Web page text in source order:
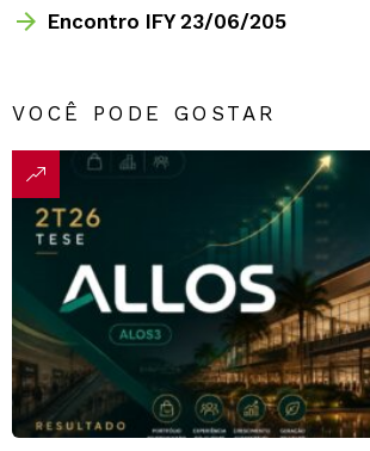
Encontro IFY 23/06/205
VOCÊ PODE GOSTAR